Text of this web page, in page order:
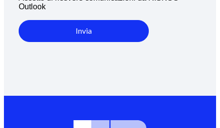
Outlook
Invia